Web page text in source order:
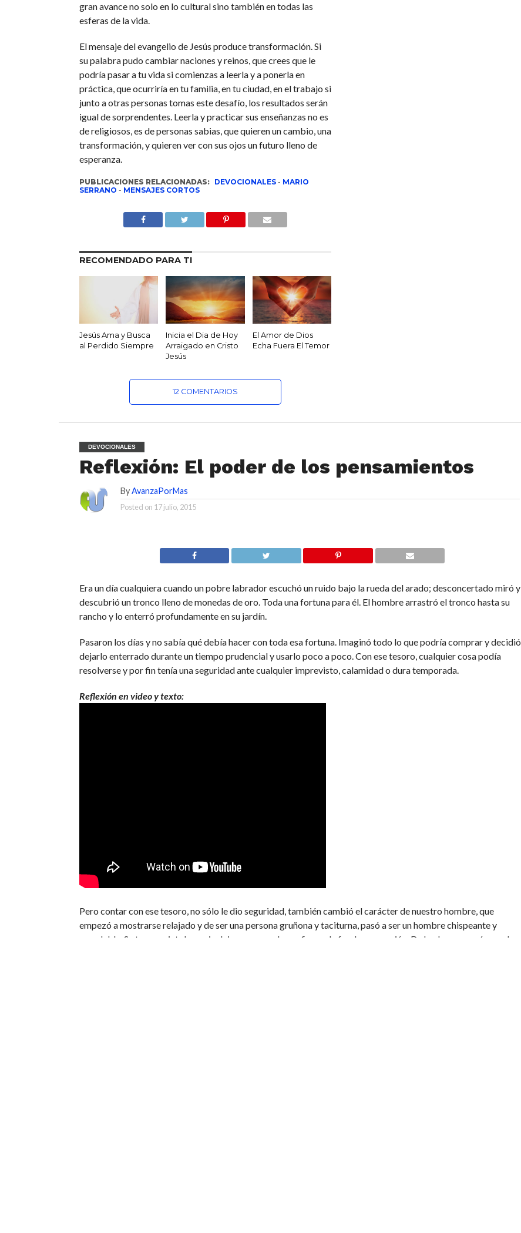
gran avance no solo en lo cultural sino también en todas las
esferas de la vida.
El mensaje del evangelio de Jesús produce transformación. Si
su palabra pudo cambiar naciones y reinos, que crees que le
podría pasar a tu vida si comienzas a leerla y a ponerla en
práctica, que ocurriría en tu familia, en tu ciudad, en el trabajo si
junto a otras personas tomas este desafío, los resultados serán
igual de sorprendentes. Leerla y practicar sus enseñanzas no es
de religiosos, es de personas sabias, que quieren un cambio, una
transformación, y quieren ver con sus ojos un futuro lleno de
esperanza.
PUBLICACIONES RELACIONADAS: DEVOCIONALES- MARIO
SERRANO - MENSAJES CORTOS
RECOMENDADO PARA TI
Jesús Ama y Busca
al Perdido Siempre
Inicia el Dia de Hoy
Arraigado en Cristo
Jesús
El Amor de Dios
Echa Fuera El Temor
12 COMENTARIOS
DEVOCIONALES
Reflexión: El poder de los pensamientos
ByAvanzaPorMas
Posted on 17 julio, 2015
Era un día cualquiera cuando un pobre labrador escuchó un ruido bajo la rueda del arado; desconcertado miró y
descubrió un tronco lleno de monedas de oro. Toda una fortuna para él. El hombre arrastró el tronco hasta su
rancho y lo enterró profundamente en su jardín.
Pasaron los días y no sabía qué debía hacer con toda esa fortuna. Imaginó todo lo que podría comprar y decidió
dejarlo enterrado durante un tiempo prudencial y usarlo poco a poco. Con ese tesoro, cualquier cosa podía
resolverse y por fin tenía una seguridad ante cualquier imprevisto, calamidad o dura temporada.
Reflexión en video y texto:
Pero contar con ese tesoro, no sólo le dio seguridad, también cambió el carácter de nuestro hombre, que
empezó a mostrarse relajado y de ser una persona gruñona y taciturna, pasó a ser un hombre chispeante y
agradable. Su temor e intolerancia dejaron paso a la confianza, la fe y la compasión. De hecho, empezó a ver la